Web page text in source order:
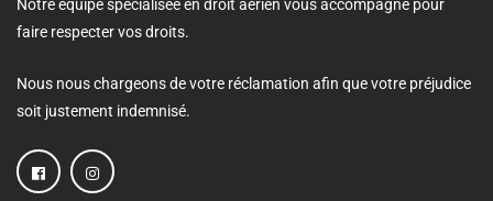
Notre équipe spécialisée en droit aérien vous accompagne pour
faire respecter vos droits.
Nous nous chargeons de votre réclamation afin que votre préjudice
soit justement indemnisé.